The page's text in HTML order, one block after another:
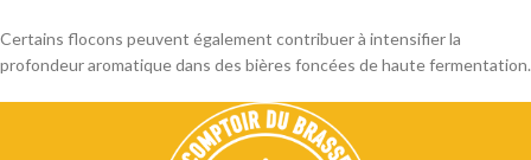
Certains flocons peuvent également contribuer à intensifier la
profondeur aromatique dans des bières foncées de haute fermentation.